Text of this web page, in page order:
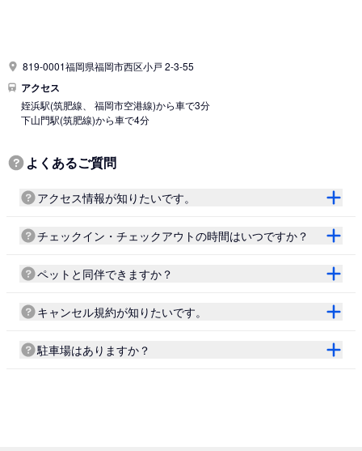
819-0001福岡県福岡市西区小戸 2-3-55
アクセス
姪浜駅(筑肥線、 福岡市空港線)から車で3分
下山門駅(筑肥線)から車で4分
よくあるご質問
アクセス情報が知りたいです。
チェックイン・チェックアウトの時間はいつですか？
ペットと同伴できますか？
キャンセル規約が知りたいです。
駐車場はありますか？